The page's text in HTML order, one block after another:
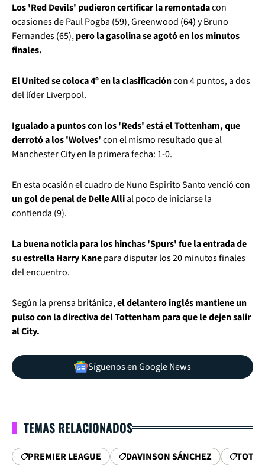
Los 'Red Devils' pudieron certificar la remontadacon
ocasiones de Paul Pogba (59), Greenwood (64) y Bruno
Fernandes (65),pero la gasolina se agotó en los minutos
finales.
El United se coloca 4º en la clasificacióncon 4 puntos, a dos
del líder Liverpool.
Igualado a puntos con los 'Reds' está el Tottenham, que
derrotó a los 'Wolves'con el mismo resultado que al
Manchester City en la primera fecha: 1-0.
En esta ocasión el cuadro de Nuno Espirito Santo venció con
un gol de penal de Delle Allial poco de iniciarse la
contienda (9).
La buena noticia para los hinchas 'Spurs' fue la entrada de
su estrella Harry Kanepara disputar los 20 minutos finales
del encuentro.
Según la prensa británica,el delantero inglés mantiene un
pulso con la directiva del Tottenham para que le dejen salir
al City.
Síguenos en Google News
TEMAS RELACIONADOS
PREMIER LEAGUE DAVINSON SÁNCHEZ